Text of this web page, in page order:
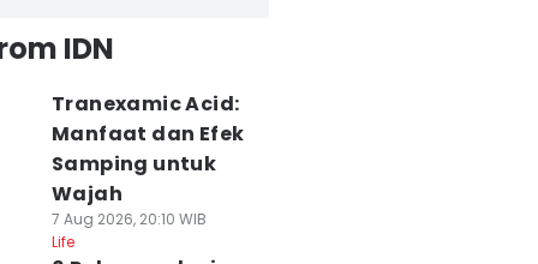
IDN
Tranexamic Acid:
Manfaat dan Efek
Samping untuk
Wajah
7 Aug 2026, 20:10 WIB
Life